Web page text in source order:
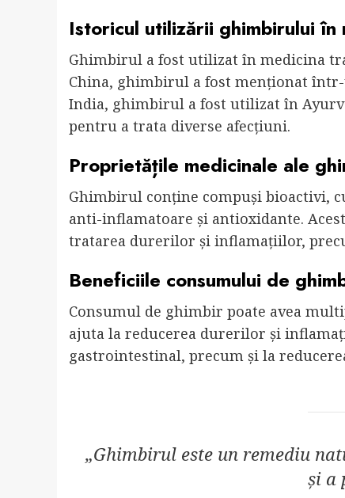
Istoricul utilizării ghimbirului în
Ghimbirul a fost utilizat în medicina
China, ghimbirul a fost menționat
India, ghimbirul a fost utilizat în
pentru a trata diverse afecțiuni.
Proprietățile medicinale ale
Ghimbirul conține compuși bioactivi,
anti-inflamatoare și antioxidante.
tratarea durerilor și inflamațiilor,
Beneficiile consumului de
Consumul de ghimbir poate avea
ajuta la reducerea durerilor și
gastrointestinal, precum și la
„Ghimbirul este un remediu
și a